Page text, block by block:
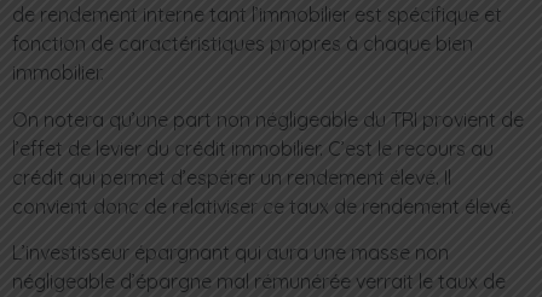
de rendement interne tant l’immobilier est spécifique et
fonction de caractéristiques propres à chaque bien
immobilier.
On notera qu’une part non négligeable du TRI provient de
l’effet de levier du crédit immobilier. C’est le recours au
crédit qui permet d’espérer un rendement élevé. Il
convient donc de relativiser ce taux de rendement élevé.
L’investisseur épargnant qui aura une masse non
négligeable d’épargne mal rémunérée verrait le taux de